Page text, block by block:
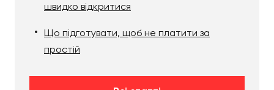
швидко відкритися
Що підготувати, щоб не платити за
простій